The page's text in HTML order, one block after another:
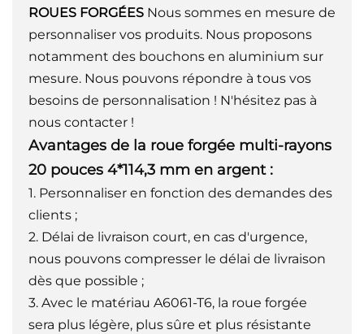
ROUES FORGÉES Nous sommes en mesure de
personnaliser vos produits. Nous proposons
notamment des bouchons en aluminium sur
mesure. Nous pouvons répondre à tous vos
besoins de personnalisation ! N'hésitez pas à
nous contacter !
Avantages de la roue forgée multi-rayons
20 pouces 4*114,3 mm en argent :
1. Personnaliser en fonction des demandes des
clients ;
2. Délai de livraison court, en cas d'urgence,
nous pouvons compresser le délai de livraison
dès que possible ;
3. Avec le matériau A6061-T6, la roue forgée
sera plus légère, plus sûre et plus résistante